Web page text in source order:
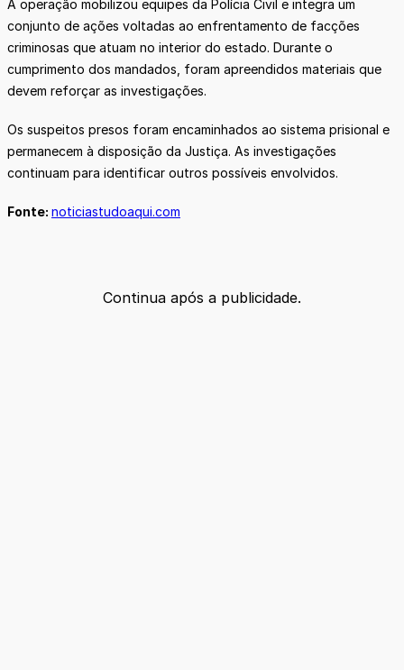
A operação mobilizou equipes da Polícia Civil e integra um
conjunto de ações voltadas ao enfrentamento de facções
criminosas que atuam no interior do estado. Durante o
cumprimento dos mandados, foram apreendidos materiais que
devem reforçar as investigações.
Os suspeitos presos foram encaminhados ao sistema prisional e
permanecem à disposição da Justiça. As investigações
continuam para identificar outros possíveis envolvidos.
Fonte: noticiastudoaqui.com
Continua após a publicidade.